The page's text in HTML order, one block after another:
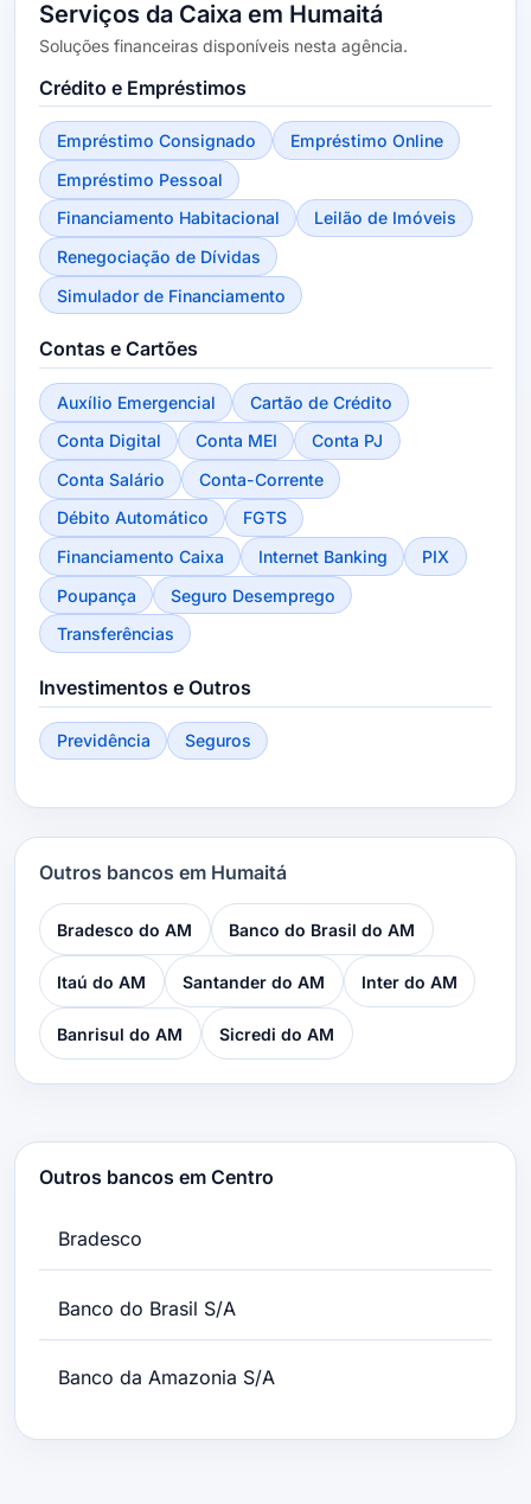
Serviços da Caixa em Humaitá
Soluções financeiras disponíveis nesta agência.
Crédito e Empréstimos
Empréstimo Consignado
Empréstimo Online
Empréstimo Pessoal
Financiamento Habitacional
Leilão de Imóveis
Renegociação de Dívidas
Simulador de Financiamento
Contas e Cartões
Auxílio Emergencial
Cartão de Crédito
Conta Digital
Conta MEI
Conta PJ
Conta Salário
Conta-Corrente
Débito Automático
FGTS
Financiamento Caixa
Internet Banking
PIX
Poupança
Seguro Desemprego
Transferências
Investimentos e Outros
Previdência Seguros
Outros bancos em Humaitá
Bradesco do AM Banco do Brasil do AM
Itaú do AM Santander do AM Inter do AM
Banrisul do AM Sicredi do AM
Outros bancos em Centro
Bradesco
Banco do Brasil S/A
Banco da Amazonia S/A